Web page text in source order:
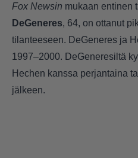
Fox Newsin mukaan entinen
DeGeneres, 64, on ottanut
tilanteeseen. DeGeneres ja
1997–2000. DeGeneresiltä
Hechen kanssa perjantaina
jälkeen.